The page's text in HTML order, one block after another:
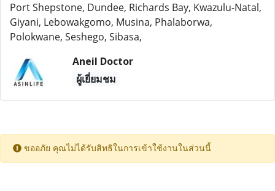
Port Shepstone, Dundee, Richards Bay, Kwazulu-Natal,
Giyani, Lebowakgomo, Musina, Phalaborwa,
Polokwane, Seshego, Sibasa,
Aneil Doctor
ผู้เยี่ยมชม
ขออภัย คุณไม่ได้รับสิทธิในการเข้าใช้งานในส่วนนี้